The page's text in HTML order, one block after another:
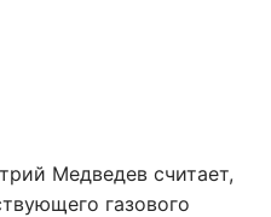
Медведев считает,
газового